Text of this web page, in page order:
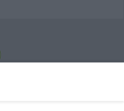
Serwis Informacyjny Miasta